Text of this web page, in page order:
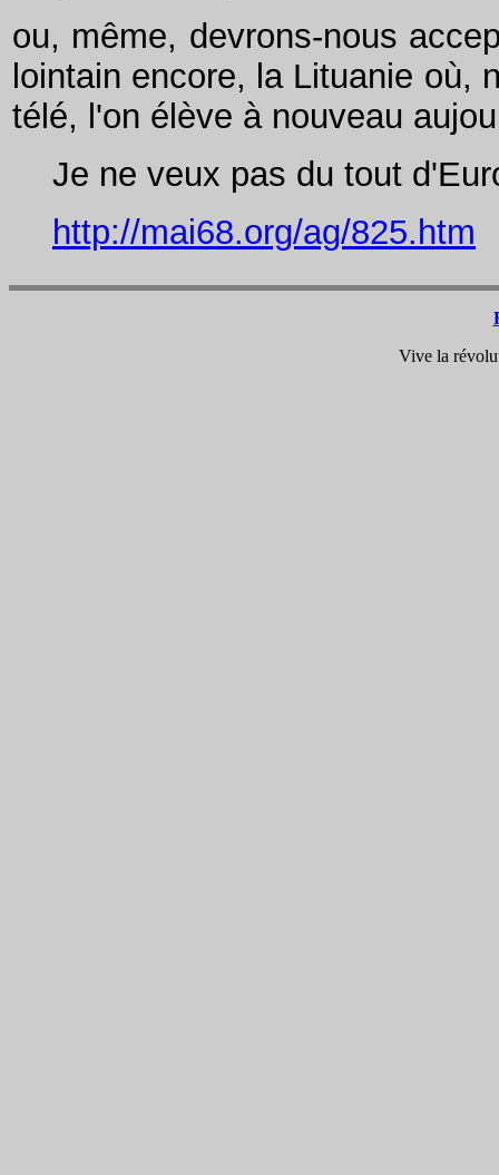
ou, même, devrons-nous
lointain encore, la Lituanie où,
télé, l'on élève à nouveau
Je ne veux pas du tout
http://mai68.org/ag/825.htm
Vive la